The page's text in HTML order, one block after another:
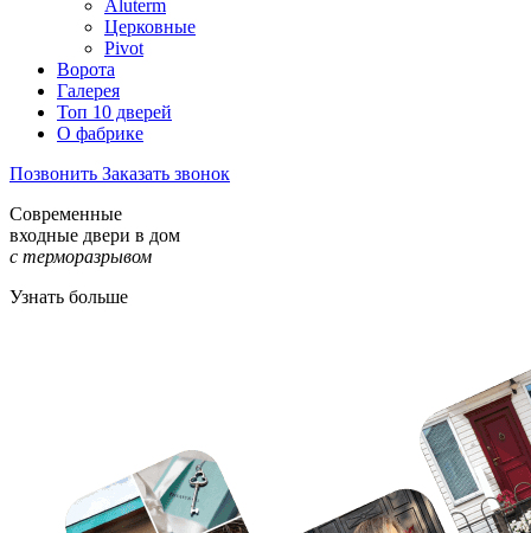
Aluterm
Церковные
Pivot
Ворота
Галерея
Топ 10 дверей
О фабрике
Позвонить Заказать звонок
Современные
входные двери в дом
с терморазрывом
Узнать больше